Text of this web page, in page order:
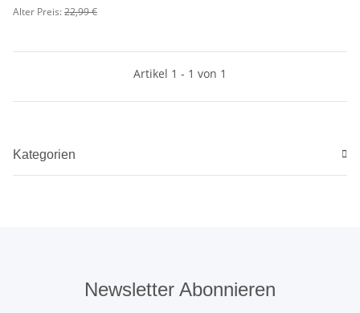
Alter Preis:22,99 €
Artikel 1 - 1 von 1
Kategorien
Newsletter Abonnieren